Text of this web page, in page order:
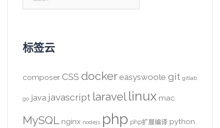
索：
标签云
composer CSS docker easyswoole git gitlab
go java javascript laravel linux mac
MySQL nginx nodejs php php扩展编译 python